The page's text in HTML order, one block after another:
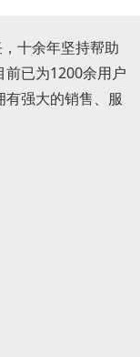
十余年坚持帮助
已为1200余用户
强大的销售、服